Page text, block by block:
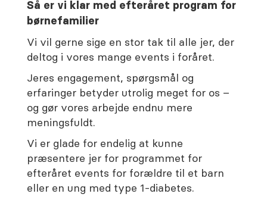
Så er vi klar med efteråret program for
børnefamilier
Vi vil gerne sige en stor tak til alle jer, der
deltog i vores mange events i foråret.
Jeres engagement, spørgsmål og
erfaringer betyder utrolig meget for os –
og gør vores arbejde endnu mere
meningsfuldt.
Vi er glade for endelig at kunne
præsentere jer for programmet for
efteråret events for forældre til et barn
eller en ung med type 1-diabetes.